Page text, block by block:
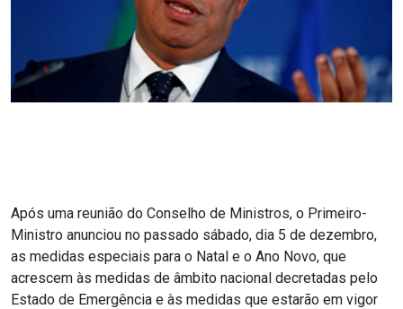
Após uma reunião do Conselho de Ministros, o Primeiro-
Ministro anunciou no passado sábado, dia 5 de dezembro,
as medidas especiais para o Natal e o Ano Novo, que
acrescem às medidas de âmbito nacional decretadas pelo
Estado de Emergência e às medidas que estarão em vigor